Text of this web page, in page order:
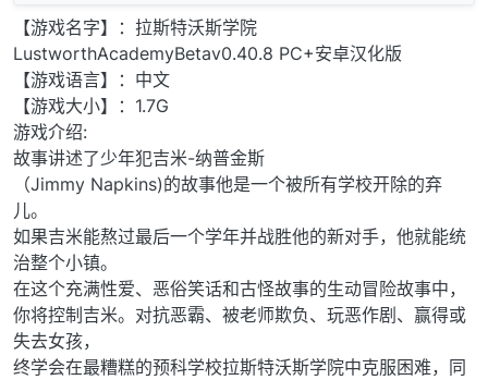
【游戏名字】：拉斯特沃斯学院
LustworthAcademyBetav0.40.8 PC+安卓汉化版
【游戏语言】：中文
【游戏大小】：1.7G
游戏介绍:
故事讲述了少年犯吉米-纳普金斯
（Jimmy Napkins)的故事他是一个被所有学校开除的弃
儿。
如果吉米能熬过最后一个学年并战胜他的新对手，他就能统
治整个小镇。
在这个充满性爱、恶俗笑话和古怪故事的生动冒险故事中，
你将控制吉米。对抗恶霸、被老师欺负、玩恶作剧、赢得或
失去女孩，
终学会在最糟糕的预科学校拉斯特沃斯学院中克服困难，同